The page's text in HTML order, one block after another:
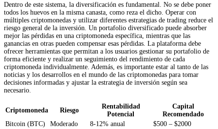
Dentro de este sistema, la diversificación es fundamental. No se debe poner
todos los huevos en la misma canasta, como reza el dicho. Operar con
múltiples criptomonedas y utilizar diferentes estrategias de trading reduce el
riesgo general de la inversión. Un portafolio diversificado puede absorber
mejor las pérdidas en una criptomoneda específica, mientras que las
ganancias en otras pueden compensar esas pérdidas. La plataforma debe
ofrecer herramientas que permitan a los usuarios gestionar su portafolio de
forma eficiente y realizar un seguimiento del rendimiento de cada
criptomoneda individualmente. Además, es importante estar al tanto de las
noticias y los desarrollos en el mundo de las criptomonedas para tomar
decisiones informadas y ajustar la estrategia de inversión según sea
necesario.
Criptomoneda Riesgo
Rentabilidad
Potencial
Capital
Recomendado
Bitcoin (BTC)
Moderado 8-12% anual
$500 – $2000